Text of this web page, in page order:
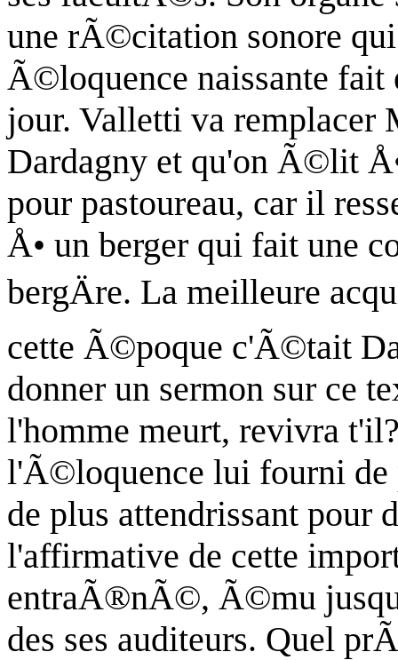
une rÃ©citation sonore
Ã©loquence naissante
jour. Valletti va remplacer
Dardagny et qu'on Ã©lit
pour pastoureau, car il
Å• un berger qui fait une
bergÄre. La meilleure
cette Ã©poque c'Ã©tait
donner un sermon sur ce
l'homme meurt, revivra
l'Ã©loquence lui fourni de
de plus attendrissant
l'affirmative de cette
entraÃ®nÃ©, Ã©mu
des ses auditeurs. Quel